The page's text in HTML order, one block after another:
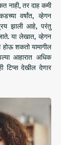
नाही, तर दाह कमी
वर्षांत, व्हेगन
झाली आहे, परंतु
या लेखात, व्हेगन
शकतो यामागील
आहारात अधिक
टिप्स देखील देणार